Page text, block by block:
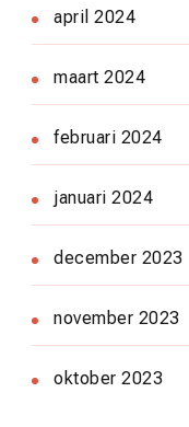
april 2024
maart 2024
februari 2024
januari 2024
december 2023
november 2023
oktober 2023